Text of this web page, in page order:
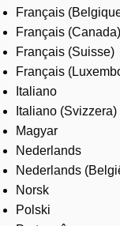
Français
Français (Canada)
Français (Suisse)
Français
Italiano
Italiano (Svizzera)
Magyar
Nederlands
Nederlands
Norsk
Polski